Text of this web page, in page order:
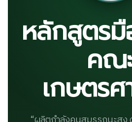
หลักสูตร
คณ
เกษตร